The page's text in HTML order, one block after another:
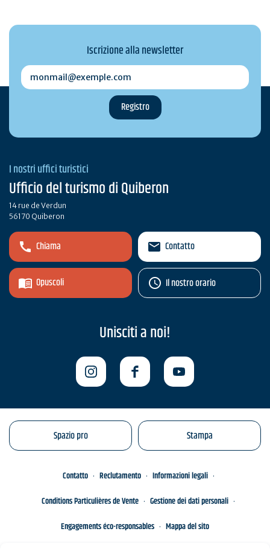
Iscrizione alla newsletter
monmail@exemple.com
I nostri uffici turistici
Ufficio del turismo di Quiberon
14 rue de Verdun
56170 Quiberon
Chiama
Opuscoli
Contatto
Il nostro orario
Unisciti a noi!
Spazio pro Stampa
Contatto Reclutamento
Informazioni legali
Conditions Particulières de Vente
Gestione dei dati personali
Engagements éco-responsables
Mappa del sito